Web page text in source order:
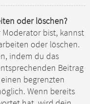
oder löschen?
bist, kannst
oder löschen.
indem du das
Beitrag
begrenzten
Wenn bereits